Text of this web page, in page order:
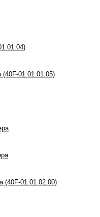
01.01.01.05)
(40F-01.01.02.00)